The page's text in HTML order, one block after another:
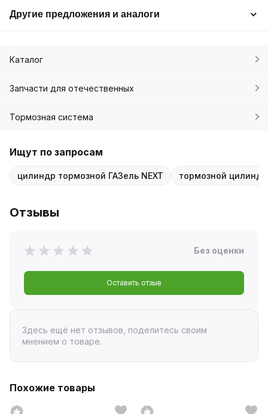
Другие предложения и аналоги
Каталог
Запчасти для отечественных
Тормозная система
Ищут по запросам
цилиндр тормозной ГАЗель NEXT тормозной цилиндр
Отзывы
Без оценки
Оставить отзыв
Здесь ещё нет отзывов, поделитесь своим
мнением о товаре.
Похожие товары